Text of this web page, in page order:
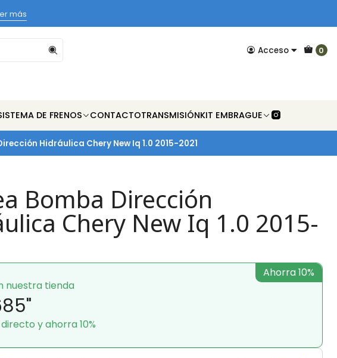
Acceso 0
DE FRENOS CONTACTOTRANSMISIÓNKIT EMBRAGUE
más
Hidráulica Chery New Iq 1.0 2015-2021
Bomba Dirección
Chery New Iq 1.0 2015-
nuestra tienda
y ahorra 10%
Ahorra 10%